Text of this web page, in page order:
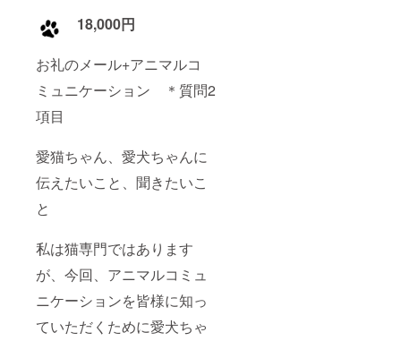
18,000円
お礼のメール+アニマルコ
ミュニケーション ＊質問2
項目
愛猫ちゃん、愛犬ちゃんに
伝えたいこと、聞きたいこ
と
私は猫専門ではあります
が、今回、アニマルコミュ
ニケーションを皆様に知っ
ていただくために愛犬ちゃ